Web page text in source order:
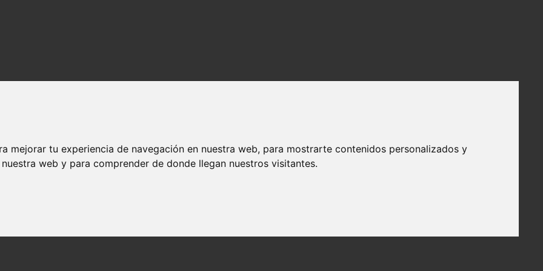
mejorar tu experiencia de navegación en nuestra web, para mostrarte contenidos personalizados y
web y para comprender de donde llegan nuestros visitantes.